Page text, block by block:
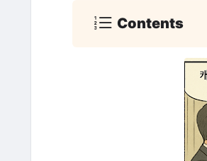
Contents